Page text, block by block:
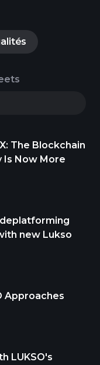
The Blockchain
Is Now More
new Lukso
Approaches
LUKSO's